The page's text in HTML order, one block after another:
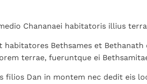
Chananaei habitatoris illius
habitatores Bethsames et
terrae, fueruntque ei
filios Dan in montem nec dedit eis